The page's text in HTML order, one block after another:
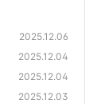
2025.12.06
2025.12.04
2025.12.04
2025.12.03